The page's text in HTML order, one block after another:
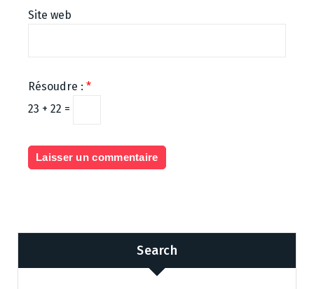
Site web
Résoudre : *
23 + 22 =
Search